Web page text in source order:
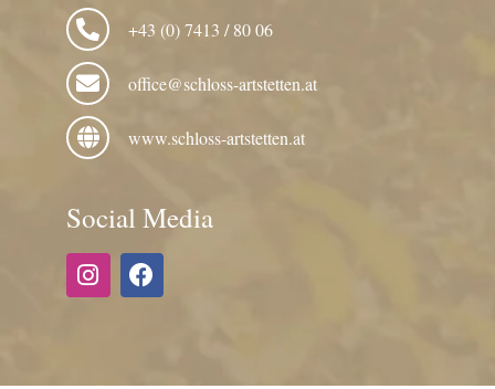
+43 (0) 7413 / 80 06
office@schloss-artstetten.at
www.schloss-artstetten.at
Social Media